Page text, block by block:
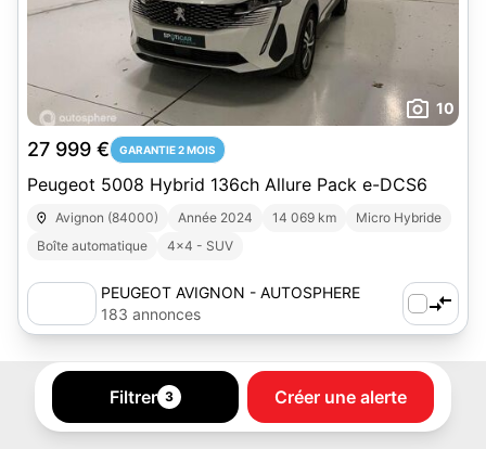
10
27 999 € GARANTIE 2 MOIS
Peugeot 5008 Hybrid 136ch Allure Pack e-DCS6
Avignon (84000) Année 2024 14 069 km
Micro Hybride
Boîte automatique
4x4 - SUV
PEUGEOT AVIGNON - AUTOSPHERE
183 annonces
Filtrer 3 Créer une alerte